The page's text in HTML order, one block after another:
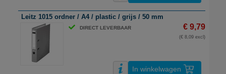
Leitz 1015 ordner / A4 / plastic / grijs / 50 mm
DIRECT LEVERBAAR € 9,79
(€ 8,09 excl)
In winkelwagen